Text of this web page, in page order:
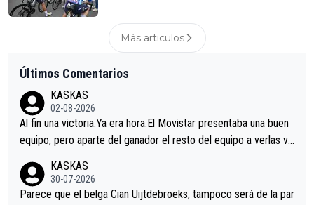
Más articulos
Últimos Comentarios
KASKAS
02-08-2026
Al fin una victoria.Ya era hora.El Movistar presentaba una buen
equipo, pero aparte del ganador el resto del equipo a verlas ve
s.La única buena noticia es la mejoría de Enric Más en San Seb
astian.Si en la Vuelta a Burgos sigue la mejoría, podríamos ten
KASKAS
30-07-2026
Parece que el belga Cian Uijtdebroeks, tampoco será de la par